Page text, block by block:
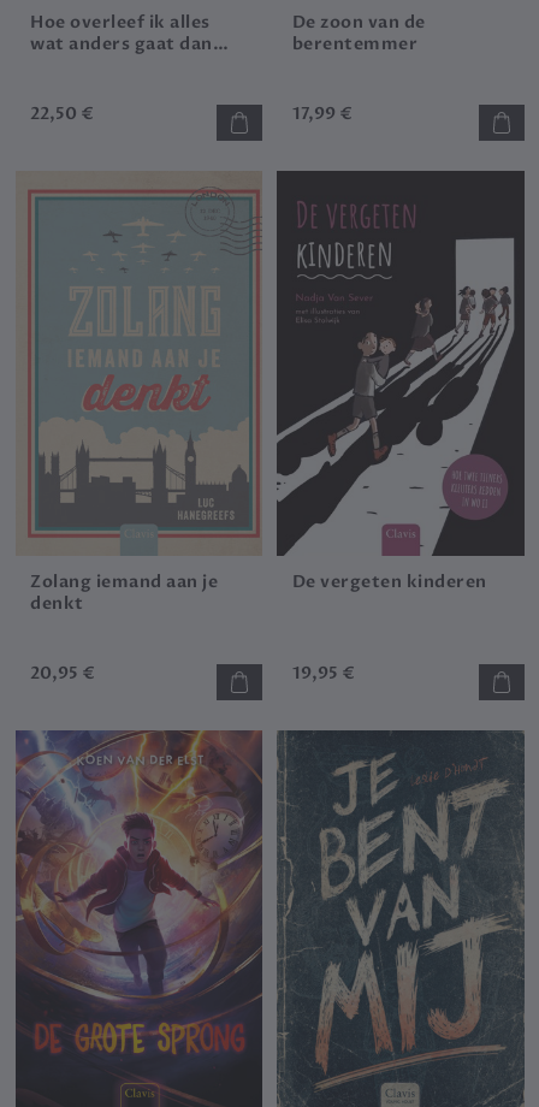
Hoe overleef ik alles
wat anders gaat dan
22,50 €
De zoon van de
berentemmer
17,99 €
Zolang iemand aan je
denkt
20,95 €
De vergeten kinderen
19,95 €